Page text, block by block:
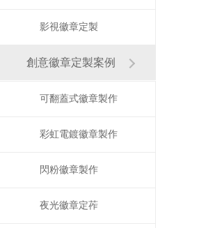
影視徽章定製
創意徽章定製案例
可翻蓋式徽章製作
彩虹電鍍徽章製作
閃粉徽章製作
夜光徽章定莋